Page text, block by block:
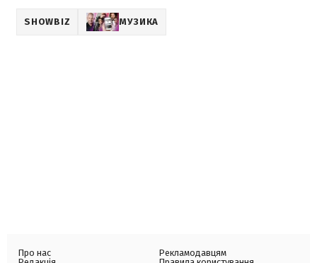
SHOWBIZ МУЗИКА
Про нас
Рекламодавцям